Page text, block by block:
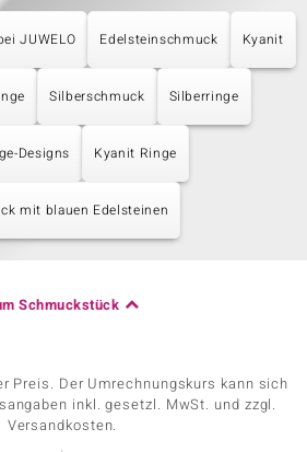
JUWELO Edelsteinschmuck Kyanit
Silberschmuck Silberringe
Designs Kyanit Ringe
mit blauen Edelsteinen
Schmuckstück
Preis. Der Umrechnungskurs kann sich
inkl. gesetzl. MwSt. und zzgl.
Versandkosten.